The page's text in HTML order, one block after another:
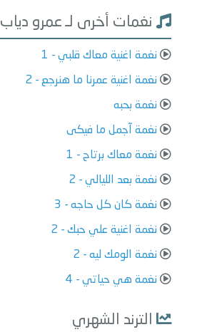
نغمات أخرى لـ عمرو دياب
نغمة اغنية معاك قلبي - 1
نغمة اغنية عمرنا ما هنرجع - 2
نغمة بحبه
نغمة آجمل ما فيكى
نغمة معاك برتاح - 1
نغمة بعد الليالي - 2
نغمة كان كل حاجه - 3
نغمة اغنية علي حبك - 2
نغمة الومك ليه - 2
نغمة هي حياتي - 4
الترند الشهري